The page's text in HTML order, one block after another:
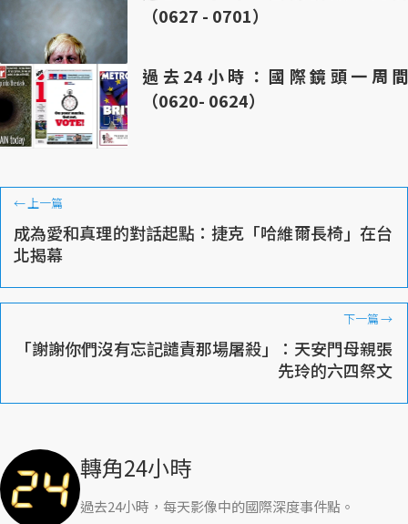
（0627 - 0701）
過去24小時：國際鏡頭一周間
（0620- 0624）
← 上一篇
成為愛和真理的對話起點：捷克「哈維爾長椅」在台
北揭幕
下一篇→
「謝謝你們沒有忘記譴責那場屠殺」：天安門母親張
先玲的六四祭文
轉角24小時
過去24小時，每天影像中的國際深度事件點。